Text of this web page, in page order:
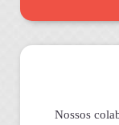
Nossos